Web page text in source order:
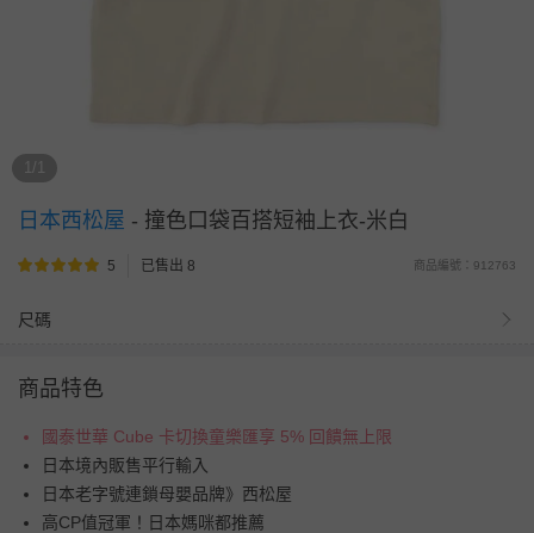
1/1
日本西松屋 - 撞色口袋百搭短袖上衣-米白
5 已售出 8 商品編號：912763
尺碼
商品特色
國泰世華 Cube 卡切換童樂匯享 5% 回饋無上限
日本境內販售平行輸入
日本老字號連鎖母嬰品牌》西松屋
高CP值冠軍！日本媽咪都推薦